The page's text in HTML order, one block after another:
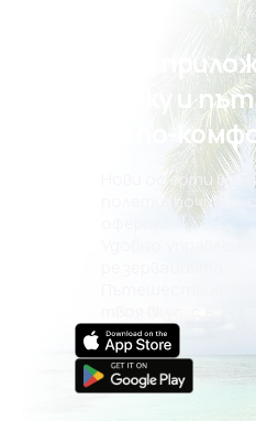
Свали
на eSky и
още по-
Нови оферти
полети, почивки,
Пътешествия,